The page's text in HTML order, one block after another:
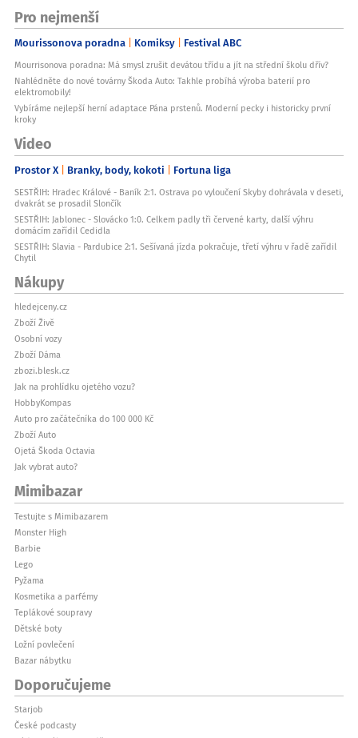
Pro nejmenší
Mourissonova poradna Komiksy Festival ABC
Mourrisonova poradna: Má smysl zrušit devátou třídu a jít na střední školu dřív?
Nahlédněte do nové továrny Škoda Auto: Takhle probíhá výroba baterií pro
elektromobily!
Vybíráme nejlepší herní adaptace Pána prstenů. Moderní pecky i historicky první
kroky
Video
Prostor X Branky, body, kokoti Fortuna liga
SESTŘIH: Hradec Králové - Baník 2:1. Ostrava po vyloučení Skyby dohrávala v deseti,
dvakrát se prosadil Slončík
SESTŘIH: Jablonec - Slovácko 1:0. Celkem padly tři červené karty, další výhru
domácím zařídil Cedidla
SESTŘIH: Slavia - Pardubice 2:1. Sešívaná jízda pokračuje, třetí výhru v řadě zařídil
Chytil
Nákupy
hledejceny.cz
Zboží Živě
Osobní vozy
Zboží Dáma
zbozi.blesk.cz
Jak na prohlídku ojetého vozu?
HobbyKompas
Auto pro začátečníka do 100 000 Kč
Zboží Auto
Ojetá Škoda Octavia
Jak vybrat auto?
Mimibazar
Testujte s Mimibazarem
Monster High
Barbie
Lego
Pyžama
Kosmetika a parfémy
Teplákové soupravy
Dětské boty
Ložní povlečení
Bazar nábytku
Doporučujeme
Starjob
České podcasty